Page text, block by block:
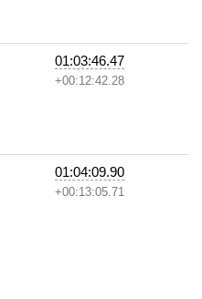
01:03:46.47
+00:12:42.28
01:04:09.90
+00:13:05.71